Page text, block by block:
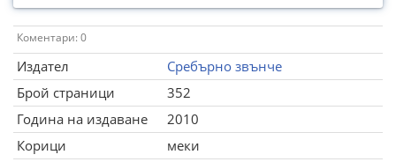
Коментари: 0
Издател
Сребърно звънче
Брой страници
352
Година на издаване
2010
Корици
меки